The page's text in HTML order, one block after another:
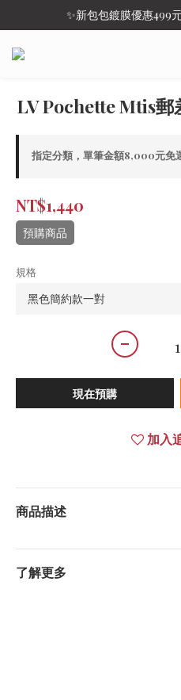
✨新包包鍍膜優惠499
LV Pochette Mtis
指定分類，單筆金額8,000元免
NT$1,440
預購商品
規格
現在預購
加入
商品描述
了解更多